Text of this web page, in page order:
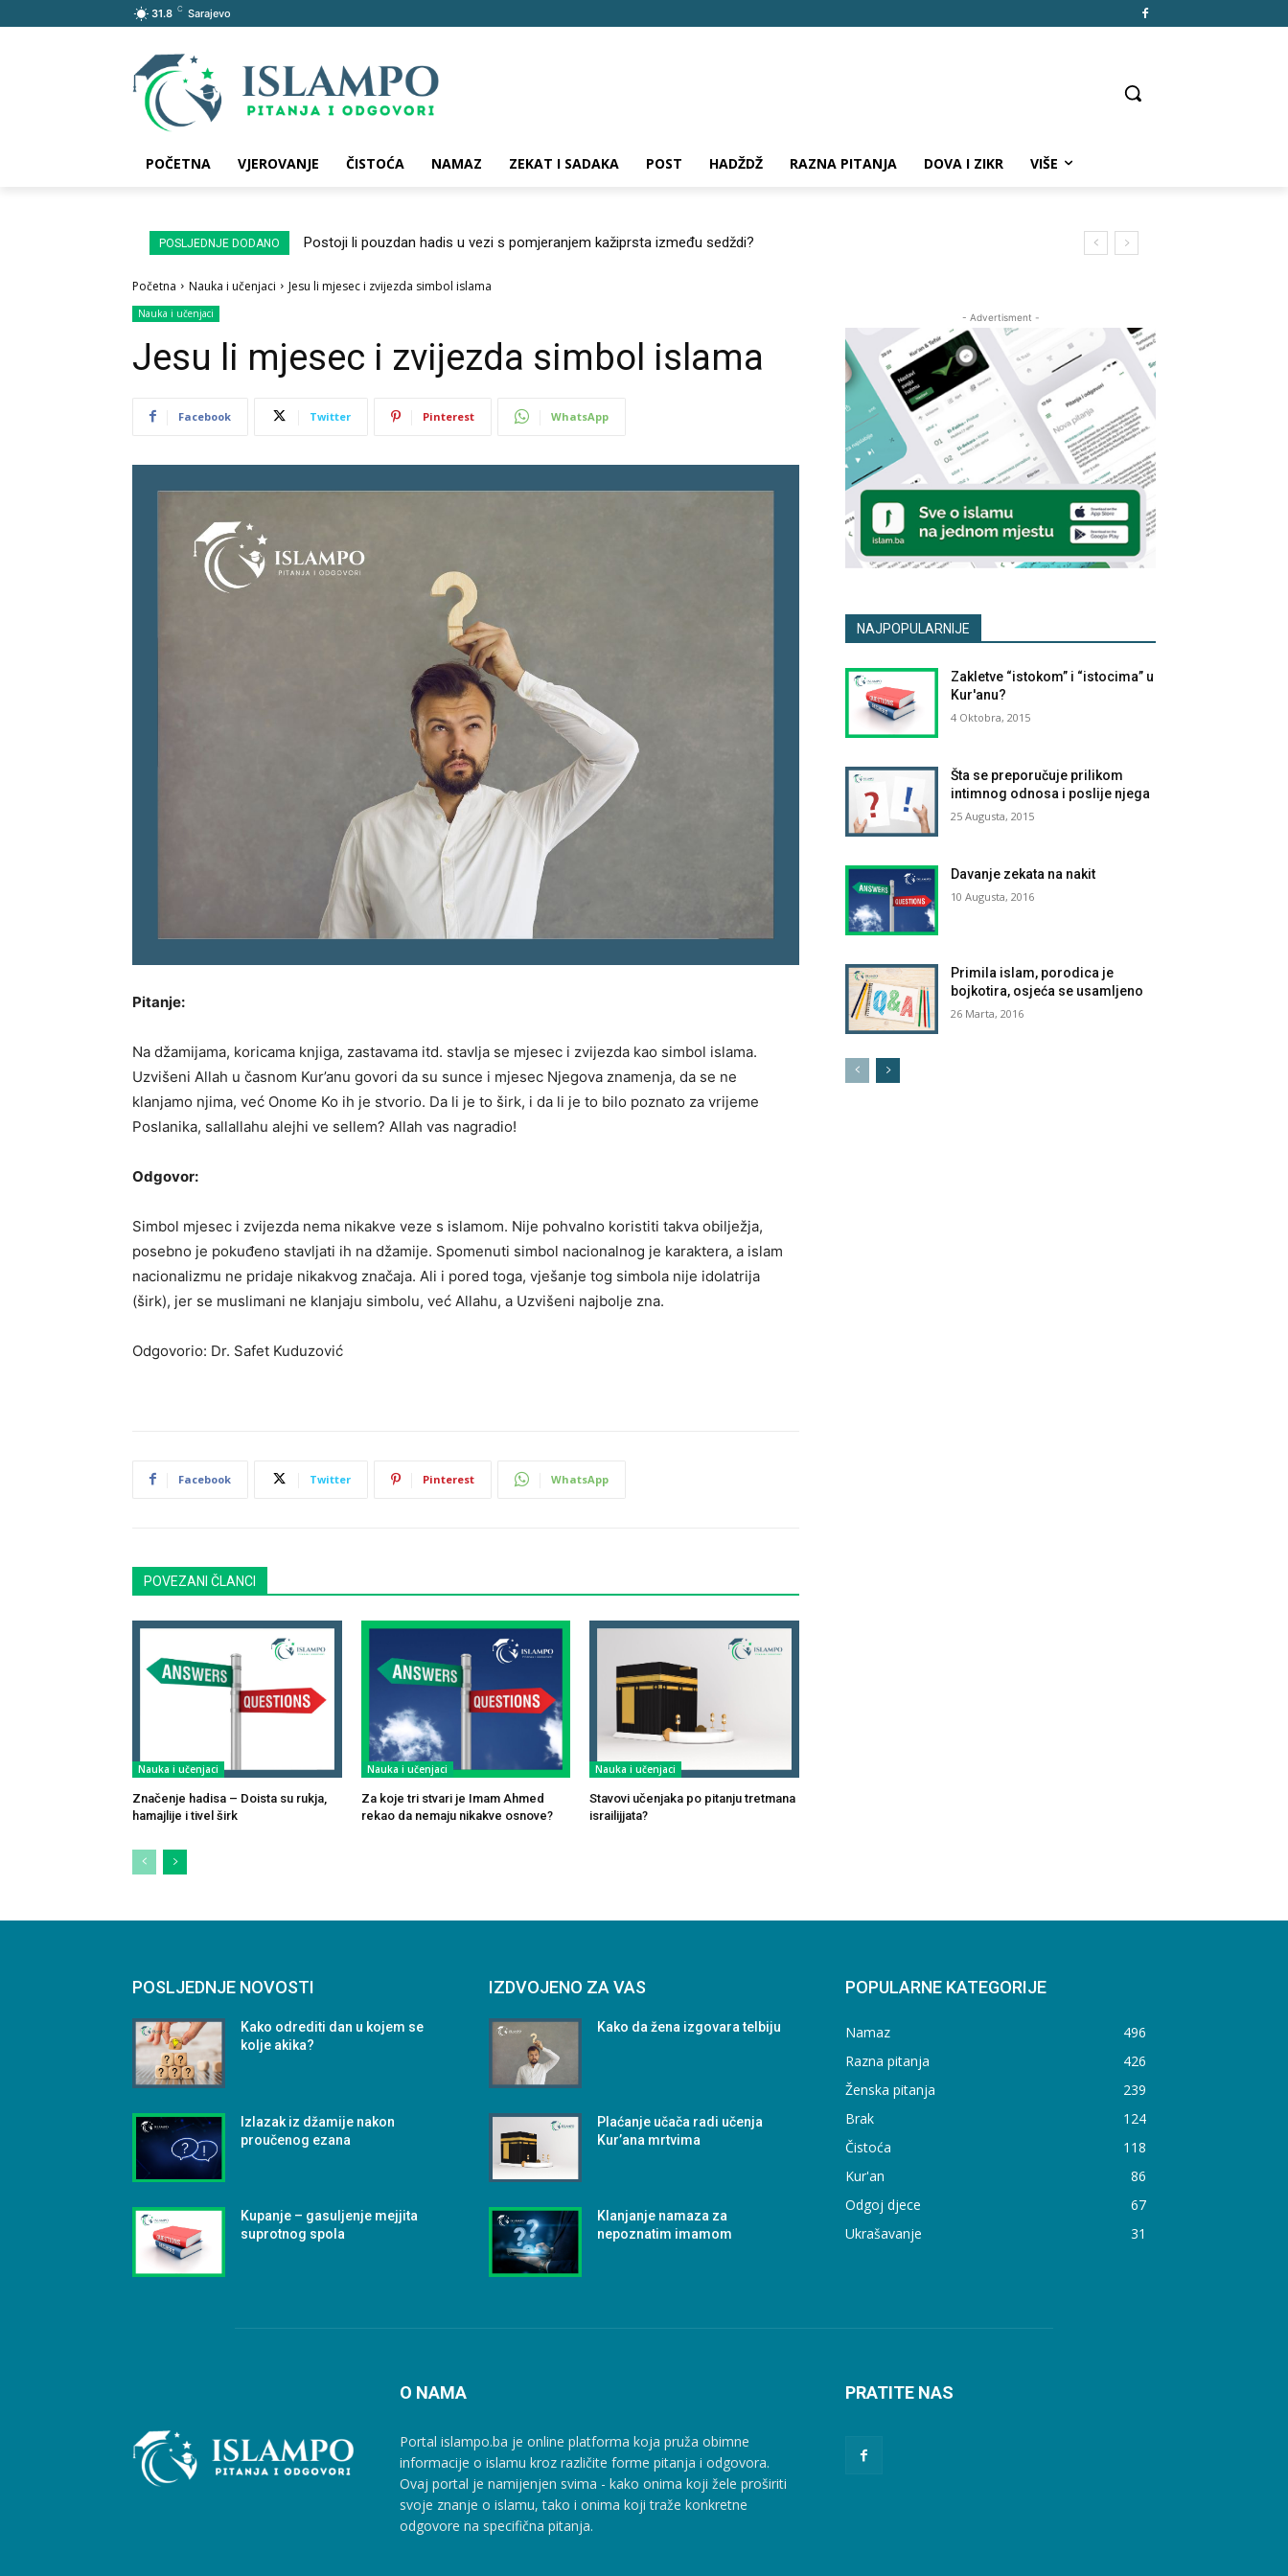
31.8 C Sarajevo
POČETNA VJEROVANJE ČISTOĆA NAMAZ ZEKAT I SADAKA POST HADŽDŽ RAZNA PITANJA DOVA I ZIKR VIŠE
POSLJEDNJE DODANO Postoji li pouzdan hadis u vezi s pomjeranjem kažiprsta između sedždi?
Početna Nauka i učenjaci Jesu li mjesec i zvijezda simbol islama
Nauka i učenjaci
Jesu li mjesec i zvijezda simbol islama
Facebook Twitter Pinterest WhatsApp
Pitanje:
Na džamijama, koricama knjiga, zastavama itd. stavlja se mjesec i zvijezda kao simbol islama.
Uzvišeni Allah u časnom Kur’anu govori da su sunce i mjesec Njegova znamenja, da se ne
klanjamo njima, već Onome Ko ih je stvorio. Da li je to širk, i da li je to bilo poznato za vrijeme
Poslanika, sallallahu alejhi ve sellem? Allah vas nagradio!
Odgovor:
Simbol mjesec i zvijezda nema nikakve veze s islamom. Nije pohvalno koristiti takva obilježja,
posebno je pokuđeno stavljati ih na džamije. Spomenuti simbol nacionalnog je karaktera, a islam
nacionalizmu ne pridaje nikakvog značaja. Ali i pored toga, vješanje tog simbola nije idolatrija
(širk), jer se muslimani ne klanjaju simbolu, već Allahu, a Uzvišeni najbolje zna.
Odgovorio: Dr. Safet Kuduzović
Facebook Twitter Pinterest WhatsApp
POVEZANI ČLANCI
Nauka i učenjaci
Značenje hadisa – Doista su rukja,
hamajlije i tivel širk
Nauka i učenjaci
Za koje tri stvari je Imam Ahmed
rekao da nemaju nikakve osnove?
Nauka i učenjaci
Stavovi učenjaka po pitanju tretmana
israilijjata?
- Advertisment -
NAJPOPULARNIJE
Zakletve “istokom” i “istocima” u
Kur'anu?
4 Oktobra, 2015
Šta se preporučuje prilikom
intimnog odnosa i poslije njega
25 Augusta, 2015
Davanje zekata na nakit
10 Augusta, 2016
Primila islam, porodica je
bojkotira, osjeća se usamljeno
26 Marta, 2016
POSLJEDNJE NOVOSTI
Kako odrediti dan u kojem se
kolje akika?
Izlazak iz džamije nakon
proučenog ezana
Kupanje – gasuljenje mejjita
suprotnog spola
IZDVOJENO ZA VAS
Kako da žena izgovara telbiju
Plaćanje učača radi učenja
Kur’ana mrtvima
Klanjanje namaza za
nepoznatim imamom
POPULARNE KATEGORIJE
Namaz
496
Razna pitanja
426
Ženska pitanja
239
Brak
124
Čistoća
118
Kur'an
86
Odgoj djece
67
Ukrašavanje
31
O NAMA
Portal islampo.ba je online platforma koja pruža obimne
informacije o islamu kroz različite forme pitanja i odgovora.
Ovaj portal je namijenjen svima - kako onima koji žele proširiti
svoje znanje o islamu, tako i onima koji traže konkretne
odgovore na specifična pitanja.
PRATITE NAS